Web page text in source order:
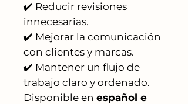
✔️ Reducir revisiones
innecesarias.
✔️ Mejorar la comunicación
con clientes y marcas.
✔️ Mantener un flujo de
trabajo claro y ordenado.
Disponible en español e